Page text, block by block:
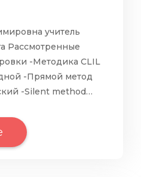
учитель
Рассмотренные
-Методика CLIL
-Прямой метод
-Silent method…